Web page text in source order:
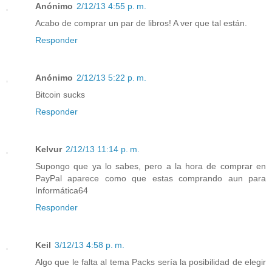
Anónimo 2/12/13 4:55 p. m.
Acabo de comprar un par de libros! A ver que tal están.
Responder
Anónimo 2/12/13 5:22 p. m.
Bitcoin sucks
Responder
Kelvur 2/12/13 11:14 p. m.
Supongo que ya lo sabes, pero a la hora de comprar en
PayPal aparece como que estas comprando aun para
Informática64
Responder
Keil 3/12/13 4:58 p. m.
Algo que le falta al tema Packs sería la posibilidad de elegir